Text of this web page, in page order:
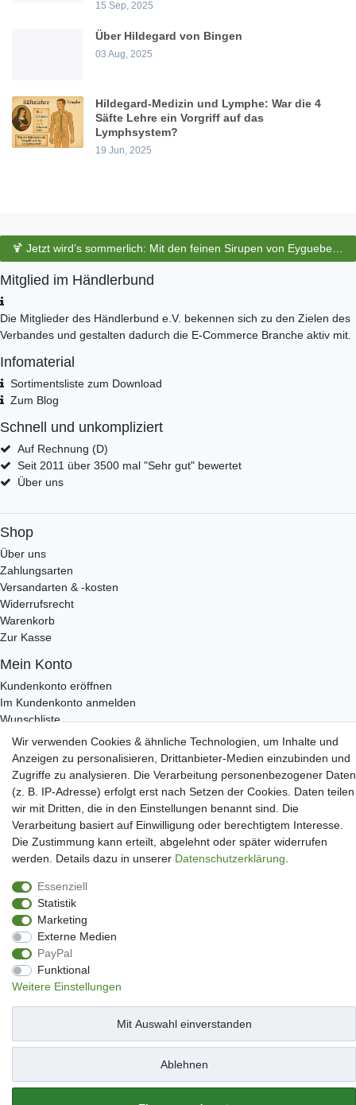
15 Sep, 2025
Über Hildegard von Bingen
03 Aug, 2025
Hildegard-Medizin und Lymphe: War die 4
Säfte Lehre ein Vorgriff auf das
Lymphsystem?
19 Jun, 2025
Mitglied im Händlerbund
Die Mitglieder des Händlerbund e.V. bekennen sich zu den Zielen des
Verbandes und gestalten dadurch die E-Commerce Branche aktiv mit.
Infomaterial
Sortimentsliste zum Download
Zum Blog
Schnell und unkompliziert
Auf Rechnung (D)
Seit 2011 über 3500 mal "Sehr gut" bewertet
Über uns
Shop
Über uns
Zahlungsarten
Versandarten & -kosten
Widerrufsrecht
Warenkorb
Zur Kasse
Mein Konto
Kundenkonto eröffnen
Im Kundenkonto anmelden
Wunschliste
Service
Datenschutzerklärung
AGB
Newsletter An & Abmeldung
Impressum
Wir verwenden Cookies & ähnliche Technologien, um Inhalte und
Anzeigen zu personalisieren, Drittanbieter-Medien einzubinden und
Zugriffe zu analysieren. Die Verarbeitung personenbezogener Daten
(z. B. IP-Adresse) erfolgt erst nach Setzen der Cookies. Daten teilen
wir mit Dritten, die in den Einstellungen benannt sind. Die
Verarbeitung basiert auf Einwilligung oder berechtigtem Interesse.
Die Zustimmung kann erteilt, abgelehnt oder später widerrufen
werden. Details dazu in unserer Daten­schutz­erklärung
Essenziell
Statistik
Marketing
Externe Medien
PayPal
Funktional
Weitere Einstellungen
Ablehnen
Mit Auswahl einverstanden